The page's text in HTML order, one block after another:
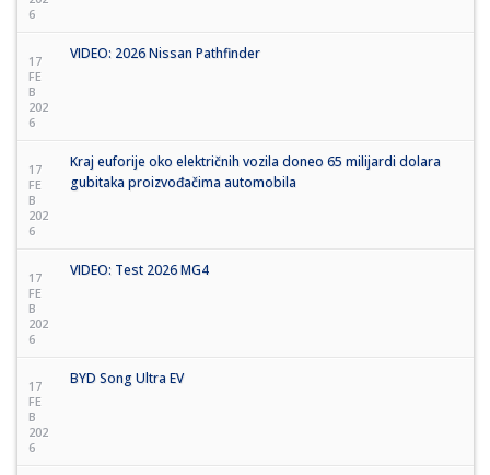
6
17
FE
B
202
6
VIDEO: 2026 Nissan Pathfinder
17
FE
B
202
6
Kraj euforije oko električnih vozila doneo 65 milijardi dolara
gubitaka proizvođačima automobila
17
FE
B
202
6
VIDEO: Test 2026 MG4
17
FE
B
202
6
BYD Song Ultra EV